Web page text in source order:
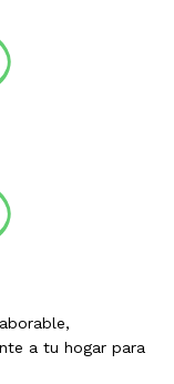
a tu hogar para